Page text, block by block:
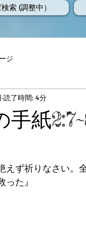
索 (調整中）
ジ
紙
読了時間: 4分
えず祈りなさい。
った』